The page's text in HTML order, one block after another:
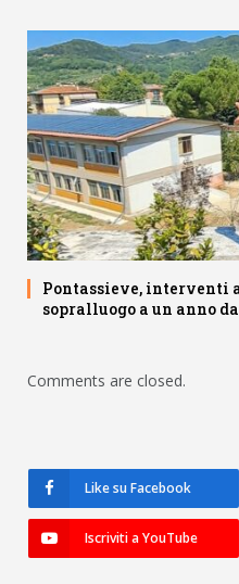
Pontassieve, interventi
sopralluogo a un anno
Comments are closed.
Like su Facebook
Iscriviti a YouTube